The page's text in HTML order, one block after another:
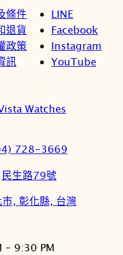
條件
退貨
政策
訊
LINE
Facebook
Instagram
YouTube
Watches
728-3669
民生路79號
, 彰化縣, 台灣
– 9:30 PM